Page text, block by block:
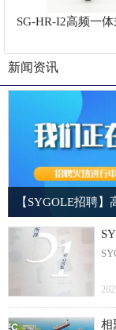
SG-HR-I2高频一
新闻资讯
【SYGOLE招聘